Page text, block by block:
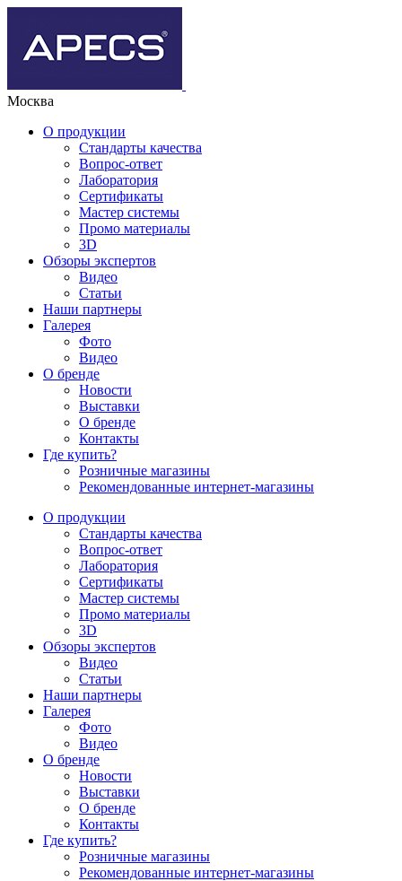
Москва
О продукции
Стандарты качества
Вопрос-ответ
Лаборатория
Сертификаты
Мастер системы
Промо материалы
3D
Обзоры экспертов
Видео
Статьи
Наши партнеры
Галерея
Фото
Видео
О бренде
Новости
Выставки
О бренде
Контакты
Где купить?
Розничные магазины
Рекомендованные интернет-магазины
О продукции
Стандарты качества
Вопрос-ответ
Лаборатория
Сертификаты
Мастер системы
Промо материалы
3D
Обзоры экспертов
Видео
Статьи
Наши партнеры
Галерея
Фото
Видео
О бренде
Новости
Выставки
О бренде
Контакты
Где купить?
Розничные магазины
Рекомендованные интернет-магазины